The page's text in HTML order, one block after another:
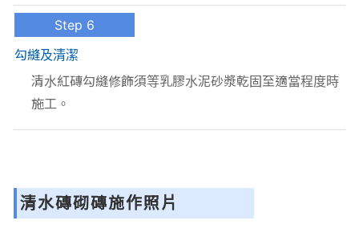
Step 6
勾縫及清潔
清水紅磚勾縫修飾須等乳膠水泥砂漿乾固至適當程度時
施工。
清水磚砌磚施作照片